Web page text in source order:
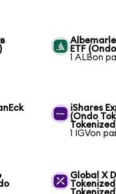
Albemarle
ETF
1 ALBon
iShares
(Ondo
1 IGVon
Global X